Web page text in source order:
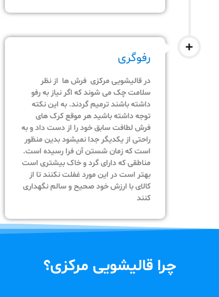
رفوگری
در قالیشویی مرکزی فرش ها از نظر
سلامت چک می شوند که اگر نیاز به رفو
داشته باشند ترمیم گردند. به این نکته
توجه داشته باشید هر موقع کرک های
فرش لطافت سابق خود را از دست داد و به
راحتی از یکدیگر جدا نمیشود بدین منظور
است که زمان شستن آن فرا رسیده است.
مناطقی که دارای گرد و خاک بیشتری است
بهتر است در این مورد غفلت نکنند تا از
کالای با ارزش خود صحیح و سالم نگهداری
کنند
چرا قالیشویی مرکزی؟